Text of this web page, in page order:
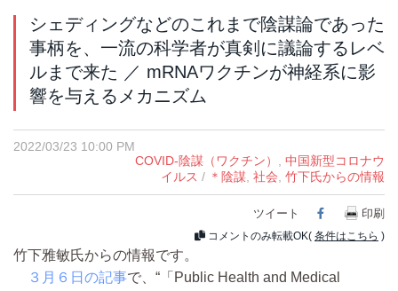
シェディングなどのこれまで陰謀論であった
事柄を、一流の科学者が真剣に議論するレベ
ルまで来た ／ mRNAワクチンが神経系に影
響を与えるメカニズム
2022/03/23 10:00 PM
COVID-陰謀（ワクチン） , 中国新型コロナウ
イルス / ＊陰謀, 社会, 竹下氏からの情報
ツイート Facebook
印刷
コメントのみ転載OK( 条件はこちら )
竹下雅敏氏からの情報です。
３月６日の記事で、“「Public Health and Medical